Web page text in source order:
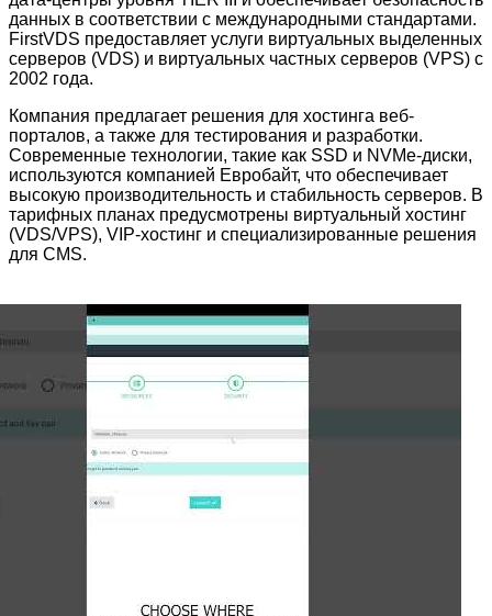
данных в соответствии с международными стандартами.
FirstVDS предоставляет услуги виртуальных выделенных
серверов (VDS) и виртуальных частных серверов (VPS) с
2002 года.
Компания предлагает решения для хостинга веб-
порталов, а также для тестирования и разработки.
Современные технологии, такие как SSD и NVMe-диски,
используются компанией Евробайт, что обеспечивает
высокую производительность и стабильность серверов. В
тарифных планах предусмотрены виртуальный хостинг
(VDS/VPS), VIP-хостинг и специализированные решения
для CMS.